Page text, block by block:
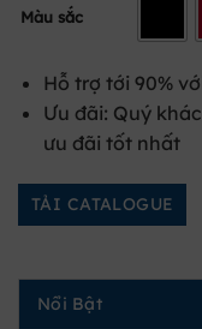
Màu sắc
Hỗ trợ tới 90%
Ưu đãi: Quý
ưu đãi tốt nhất
TẢI CATALOGUE
Nổi Bật